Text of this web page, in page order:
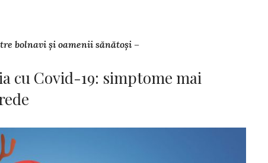
bolnavi și oamenii sănătoși –
cu Covid-19: simptome mai